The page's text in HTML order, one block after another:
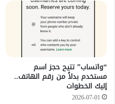
“واتساب” تتيح حجز اسم
مستخدم بدلاً من رقم الهاتف..
إليك الخطوات
2026-07-01